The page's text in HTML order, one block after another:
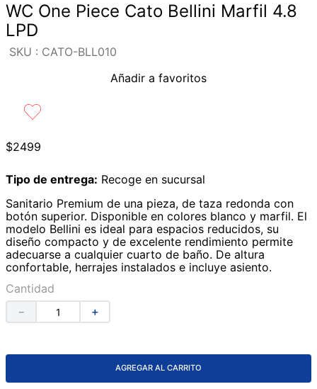
WC One Piece Cato Bellini Marfil 4.8
LPD
: CATO-BLL010
Añadir a favoritos
$2499
Tipo de entrega: Recoge en sucursal
Sanitario Premium de una pieza, de taza redonda con
botón superior. Disponible en colores blanco y marfil. El
modelo Bellini es ideal para espacios reducidos, su
diseño compacto y de excelente rendimiento permite
adecuarse a cualquier cuarto de baño. De altura
confortable, herrajes instalados e incluye asiento.
Cantidad
＋
－
AGREGAR AL CARRITO
5.
lavabo